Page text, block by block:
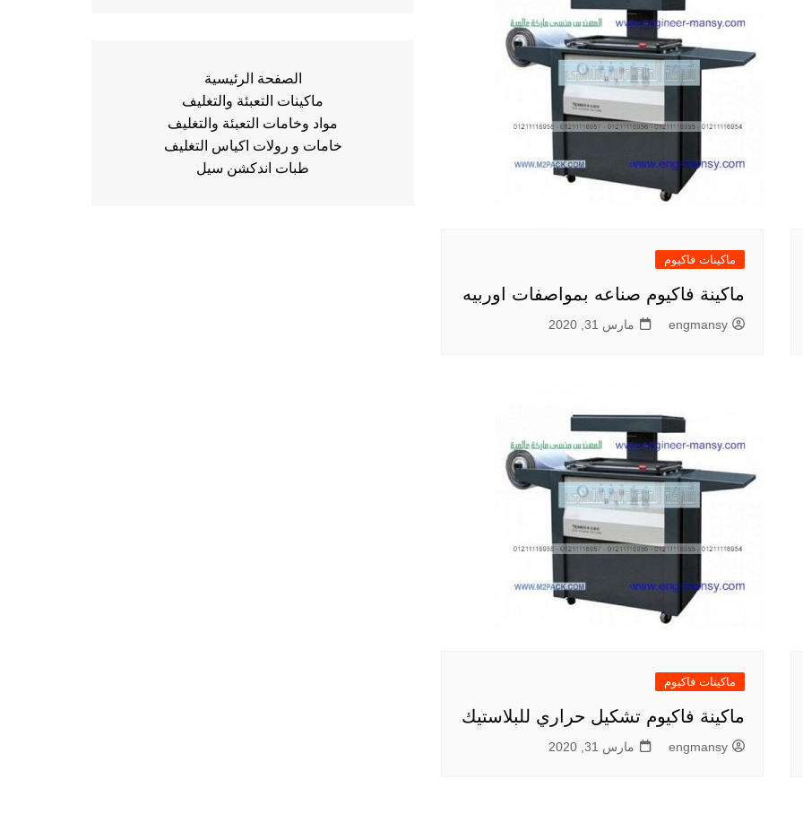
ماكينات فاكيوم
ماكينة فاكيوم صناعه بمواصفات اوربيه
engmansy مارس 31, 2020
ماكينات فاكيوم
ماكينة فاكيوم تشكيل حراري للبلاستيك
engmansy مارس 31, 2020
الصفحة الرئيسية
ماكينات التعبئة والتغليف
مواد وخامات التعبئة والتغليف
خامات و رولات اكياس التغليف
طبات اندكشن سيل